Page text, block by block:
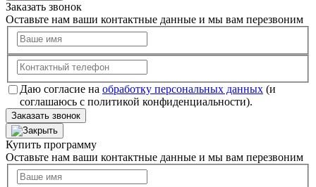
Заказать звонок
Оставьте нам ваши контактные данные и мы вам перезвоним
Даю согласие на обработку персональных данных (и
соглашаюсь с политикой конфиденциальности).
Заказать звонок
Купить программу
Оставьте нам ваши контактные данные и мы вам перезвоним